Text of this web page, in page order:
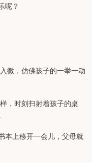
呢？
微，仿佛孩子的一举一动
，时刻扫射着孩子的桌
本上移开一会儿，父母就